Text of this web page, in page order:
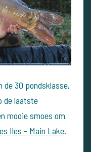
de 30 pondsklasse,
de laatste
mooie smoes om
Iles - Main Lake.